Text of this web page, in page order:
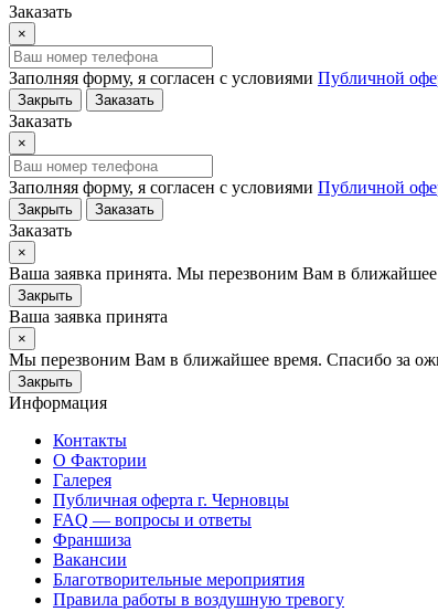
Заказать
×
Заполняя форму, я согласен с условиями Публичной
Закрыть Заказать
Заказать
×
Заполняя форму, я согласен с условиями Публичной
Закрыть Заказать
Заказать
×
Ваша заявка принята. Мы перезвоним Вам в
Закрыть
Ваша заявка принята
×
Мы перезвоним Вам в ближайшее время. Спасибо за
Закрыть
Информация
Контакты
О Фактории
Галерея
Публичная оферта г. Черновцы
FAQ — вопросы и ответы
Франшиза
Вакансии
Благотворительные мероприятия
Правила работы в воздушную тревогу